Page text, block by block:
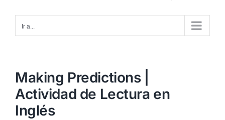
Ir a...
Making Predictions |
Actividad de Lectura en
Inglés